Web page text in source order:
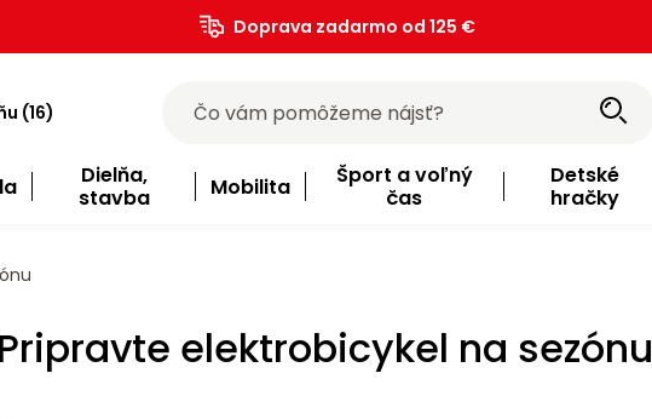
Doprava zadarmo od 125 €
(16)
Dielňa,
stavba
Mobilita
Šport a voľný
čas
Detské
hračky
Pripravte elektrobicykel na sezónu